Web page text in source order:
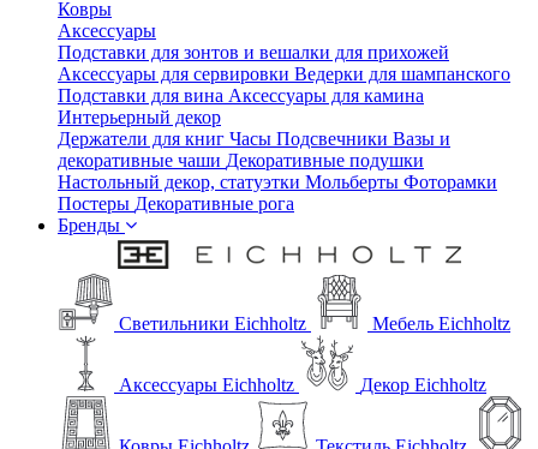
Ковры
Аксессуары
Подставки для зонтов и вешалки для прихожей
Аксессуары для сервировки Ведерки для шампанского
Подставки для вина Аксессуары для камина
Интерьерный декор
Держатели для книг Часы Подсвечники Вазы и
декоративные чаши Декоративные подушки
Настольный декор, статуэтки Мольберты Фоторамки
Постеры Декоративные рога
Бренды
Светильники Eichholtz Мебель Eichholtz
Аксессуары Eichholtz Декор Eichholtz